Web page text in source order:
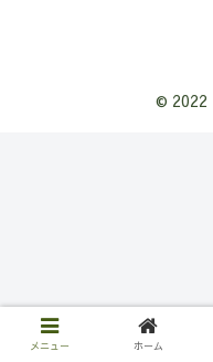
© 2022
メニュー ホーム